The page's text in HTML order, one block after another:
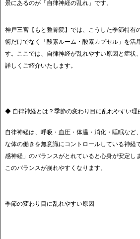
景にあるのが「自律神経の乱れ」です。
神戸三宮【もと整骨院】では、こうした季節特有
術だけでなく「酸素ルーム・酸素カプセル」を活
す。ここでは、自律神経が乱れやすい原因と症状
詳しくご紹介いたします。
◆ 自律神経とは？季節の変わり目に乱れやすい理
自律神経は、呼吸・血圧・体温・消化・睡眠など
な体の働きを無意識にコントロールしている神経
感神経」のバランスがとれていると心身が安定し
このバランスが崩れやすくなります。
季節の変わり目に乱れやすい原因